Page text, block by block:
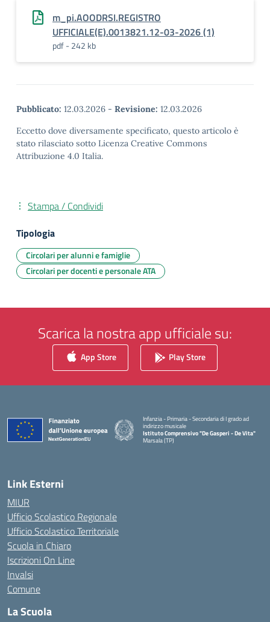
m_pi.AOODRSI.REGISTRO
UFFICIALE(E).0013821.12-03-2026 (1)
pdf - 242 kb
Pubblicato: 12.03.2026 - Revisione: 12.03.2026
Eccetto dove diversamente specificato, questo articolo è
stato rilasciato sotto Licenza Creative Commons
Attribuzione 4.0 Italia.
Stampa / Condividi
Tipologia
Circolari per alunni e famiglie
Circolari per docenti e personale ATA
Scarica la nostra app ufficiale su:
App Store Play Store
Infanzia - Primaria - Secondaria di I grado ad
indirizzo musicale
Istituto Comprensivo "De Gasperi - De Vita"
Marsala (TP)
Link Esterni
MIUR
Ufficio Scolastico Regionale
Ufficio Scolastico Territoriale
Scuola in Chiaro
Iscrizioni On Line
Invalsi
Comune
La Scuola